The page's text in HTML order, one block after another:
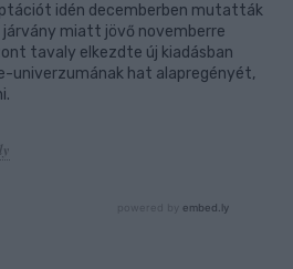
idén decemberben mutatták
miatt jövő novemberre
tavaly elkezdte új kiadásban
univerzumának hat alapregényét,